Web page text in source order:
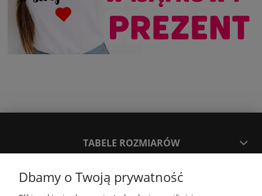
TABELE ROZMIARÓW
SPOSOBY PŁATNOŚCI ORAZ CZAS I KOSZTY DOSTAWY
Dbamy o Twoją prywatność